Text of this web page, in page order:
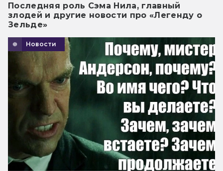
Последняя роль Сэма Нила, главный
злодей и другие новости про «Легенду о
Зельде»
Новости